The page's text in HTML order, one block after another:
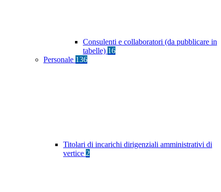
Consulenti e collaboratori (da pubblicare in
tabelle) 16
Personale 136
Titolari di incarichi dirigenziali amministrativi di
vertice 2